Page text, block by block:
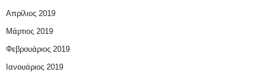
Απρίλιος 2019
Μάρτιος 2019
Φεβρουάριος 2019
Ιανουάριος 2019